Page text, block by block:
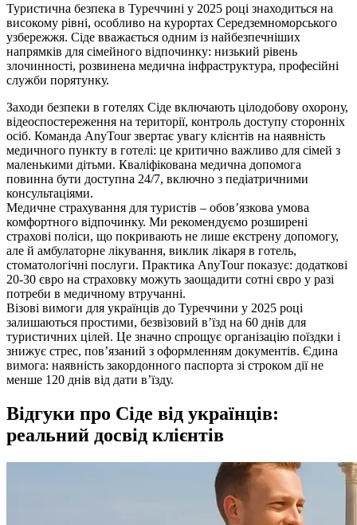
Туристична безпека в Туреччині у 2025 році знаходиться на
високому рівні, особливо на курортах Середземноморського
узбережжя. Сіде вважається одним із найбезпечніших
напрямків для сімейного відпочинку: низький рівень
злочинності, розвинена медична інфраструктура, професійні
служби порятунку.
Заходи безпеки в готелях Сіде включають цілодобову охорону,
відеоспостереження на території, контроль доступу сторонніх
осіб. Команда AnyTour звертає увагу клієнтів на наявність
медичного пункту в готелі: це критично важливо для сімей з
маленькими дітьми. Кваліфікована медична допомога
повинна бути доступна 24/7, включно з педіатричними
консультаціями.
Медичне страхування для туристів – обов’язкова умова
комфортного відпочинку. Ми рекомендуємо розширені
страхові поліси, що покривають не лише екстрену допомогу,
але й амбулаторне лікування, виклик лікаря в готель,
стоматологічні послуги. Практика AnyTour показує: додаткові
20-30 євро на страховку можуть заощадити сотні євро у разі
потреби в медичному втручанні.
Візові вимоги для українців до Туреччини у 2025 році
залишаються простими, безвізовий в’їзд на 60 днів для
туристичних цілей. Це значно спрощує організацію поїздки і
знижує стрес, пов’язаний з оформленням документів. Єдина
вимога: наявність закордонного паспорта зі строком дії не
менше 120 днів від дати в’їзду.
Відгуки про Сіде від українців:
реальний досвід клієнтів